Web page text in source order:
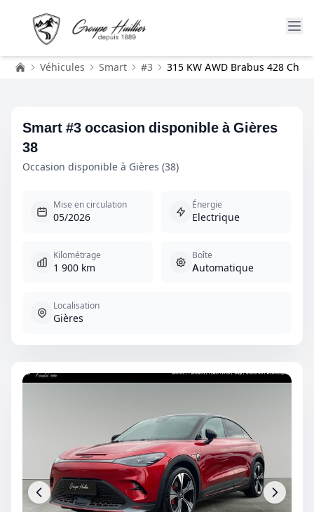
Véhicules Smart #3 315 KW AWD Brabus 428 Ch
Smart #3 occasion disponible à Gières
38
Occasion disponible à Gières (38)
Mise en circulation
05/2026
Énergie
Electrique
Kilométrage
1 900 km
Boîte
Automatique
Localisation
Gières